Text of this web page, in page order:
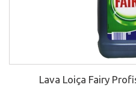
Lava Loiça Fairy